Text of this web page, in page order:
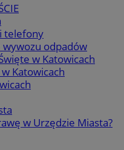
telefony
odpadów
w Katowicach
Katowicach
w Urzędzie Miasta?